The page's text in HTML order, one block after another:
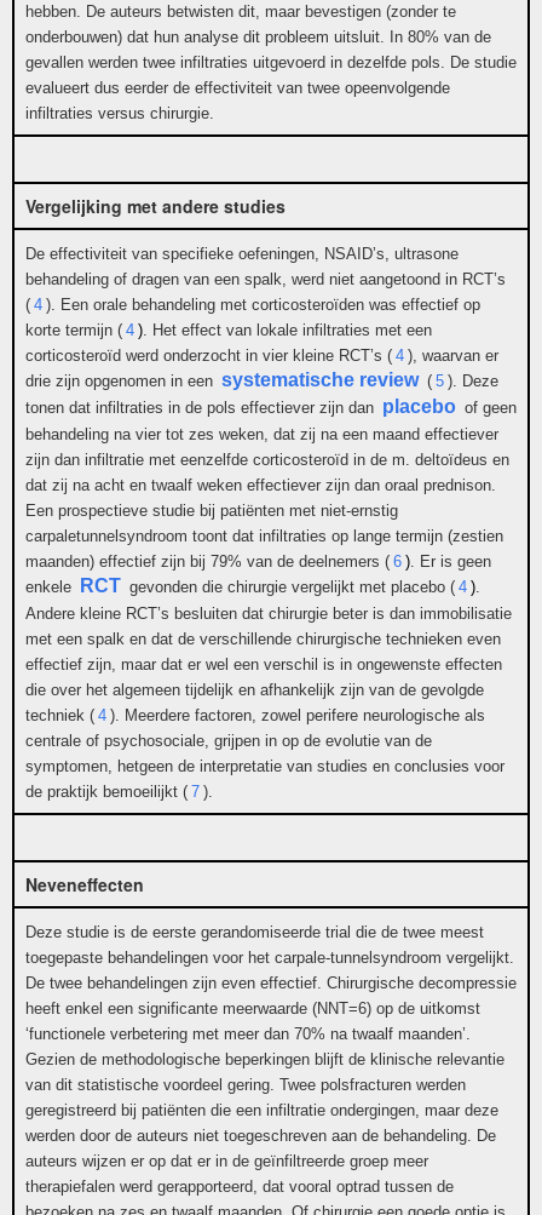
hebben. De auteurs betwisten dit, maar bevestigen (zonder te
onderbouwen) dat hun analyse dit probleem uitsluit. In 80% van de
gevallen werden twee infiltraties uitgevoerd in dezelfde pols. De studie
evalueert dus eerder de effectiviteit van twee opeenvolgende
infiltraties versus chirurgie.
Vergelijking met andere studies
De effectiviteit van specifieke oefeningen, NSAID’s, ultrasone
behandeling of dragen van een spalk, werd niet aangetoond in RCT’s
( 4 ). Een orale behandeling met corticosteroïden was effectief op
korte termijn ( 4 ). Het effect van lokale infiltraties met een
corticosteroïd werd onderzocht in vier kleine RCT’s ( 4 ), waarvan er
drie zijn opgenomen in een systematische review ( 5 ). Deze
tonen dat infiltraties in de pols effectiever zijn dan placebo of geen
behandeling na vier tot zes weken, dat zij na een maand effectiever
zijn dan infiltratie met eenzelfde corticosteroïd in de m. deltoïdeus en
dat zij na acht en twaalf weken effectiever zijn dan oraal prednison.
Een prospectieve studie bij patiënten met niet-ernstig
carpaletunnelsyndroom toont dat infiltraties op lange termijn (zestien
maanden) effectief zijn bij 79% van de deelnemers ( 6 ). Er is geen
enkele
RCT gevonden die chirurgie vergelijkt met placebo ( 4 ).
Andere kleine RCT’s besluiten dat chirurgie beter is dan immobilisatie
met een spalk en dat de verschillende chirurgische technieken even
effectief zijn, maar dat er wel een verschil is in ongewenste effecten
die over het algemeen tijdelijk en afhankelijk zijn van de gevolgde
techniek ( 4 ). Meerdere factoren, zowel perifere neurologische als
centrale of psychosociale, grijpen in op de evolutie van de
symptomen, hetgeen de interpretatie van studies en conclusies voor
de praktijk bemoeilijkt ( 7 ).
Neveneffecten
Deze studie is de eerste gerandomiseerde trial die de twee meest
toegepaste behandelingen voor het carpale-tunnelsyndroom vergelijkt.
De twee behandelingen zijn even effectief. Chirurgische decompressie
heeft enkel een significante meerwaarde (NNT=6) op de uitkomst
‘functionele verbetering met meer dan 70% na twaalf maanden’.
Gezien de methodologische beperkingen blijft de klinische relevantie
van dit statistische voordeel gering. Twee polsfracturen werden
geregistreerd bij patiënten die een infiltratie ondergingen, maar deze
werden door de auteurs niet toegeschreven aan de behandeling. De
auteurs wijzen er op dat er in de geïnfiltreerde groep meer
therapiefalen werd gerapporteerd, dat vooral optrad tussen de